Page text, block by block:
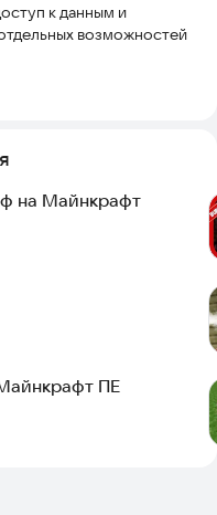
неофициальное
не связано с Mojang
с
brand_guidelines
к данным и
возможностей
на Майнкрафт
ПЕ